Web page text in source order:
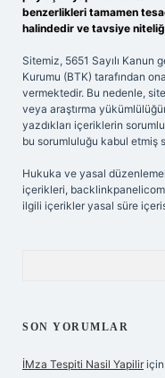
benzerlikleri tamamen
halindedir ve tavsiye
Sitemiz, 5651 Sayılı Kanun
Kurumu (BTK) tarafından
vermektedir. Bu nedenle,
veya araştırma
yazdıkları içeriklerin
bu sorumluluğu kabul etmiş
Hukuka ve yasal
içerikleri,
ilgili içerikler yasal süre
SON YORUMLAR
İMza Tespiti Nasil Yapilir için